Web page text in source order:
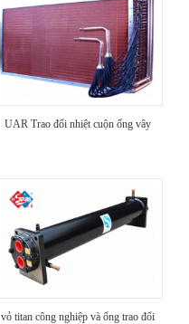
UAR Trao đổi nhiệt cuộn ống vây
vỏ titan công nghiệp và ống trao đổi